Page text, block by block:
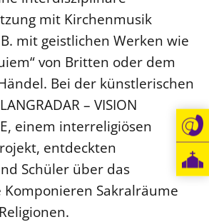
mit Kirchenmusik
mit geistlichen Werken wie
von Britten oder dem
Bei der künstlerischen
– VISION
einem interreligiösen
entdeckten
Schüler über das
Sakralräume